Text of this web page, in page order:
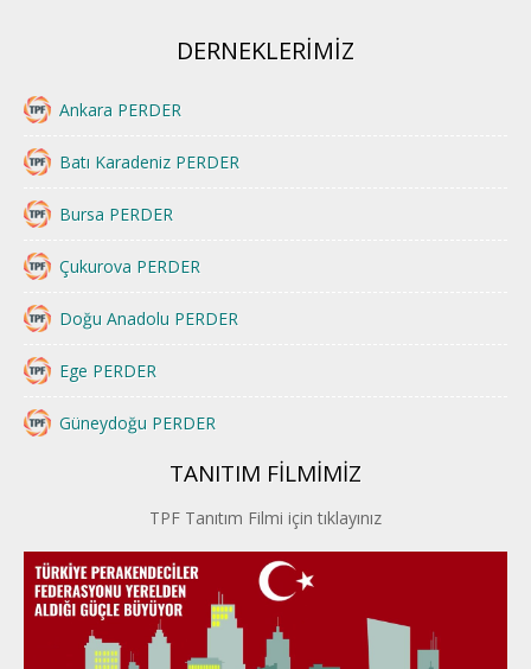
DERNEKLERİMİZ
Ankara PERDER
Batı Karadeniz PERDER
Bursa PERDER
Çukurova PERDER
Doğu Anadolu PERDER
Ege PERDER
Güneydoğu PERDER
İstanbul PERDER
İpek Yolu PERDER
Kayseri PERDER
Karadeniz Perder
TANITIM FİLMİMİZ
TPF Tanıtım Filmi için tıklayınız